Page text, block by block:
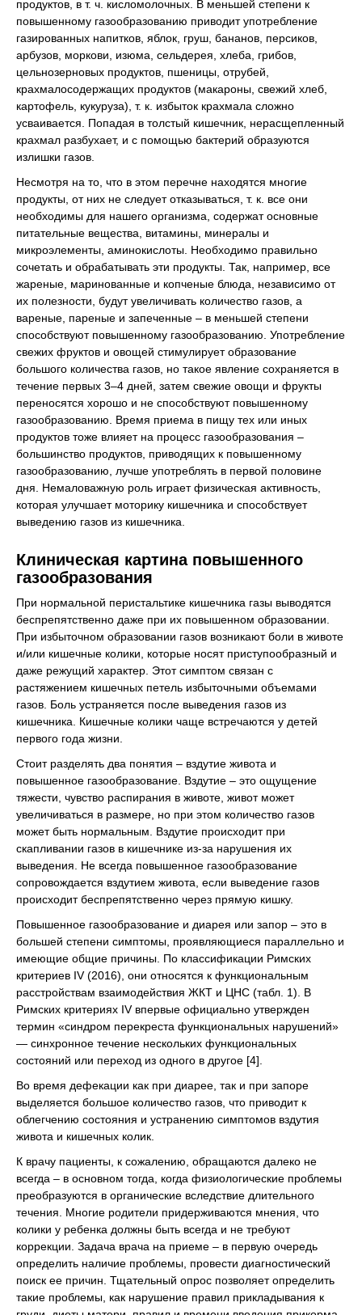
продуктов, в т. ч. кисломолочных. В меньшей степени к
повышенному газообразованию приводит употребление
газированных напитков, яблок, груш, бананов, персиков,
арбузов, моркови, изюма, сельдерея, хлеба, грибов,
цельнозерновых продуктов, пшеницы, отрубей,
крахмалосодержащих продуктов (макароны, свежий хлеб,
картофель, кукуруза), т. к. избыток крахмала сложно
усваивается. Попадая в толстый кишечник, нерасщепленный
крахмал разбухает, и с помощью бактерий образуются
излишки газов.
Несмотря на то, что в этом перечне находятся многие
продукты, от них не следует отказываться, т. к. все они
необходимы для нашего организма, содержат основные
питательные вещества, витамины, минералы и
микроэлементы, аминокислоты. Необходимо правильно
сочетать и обрабатывать эти продукты. Так, например, все
жареные, маринованные и копченые блюда, независимо от
их полезности, будут увеличивать количество газов, а
вареные, пареные и запеченные – в меньшей степени
способствуют повышенному газообразованию. Употребление
свежих фруктов и овощей стимулирует образование
большого количества газов, но такое явление сохраняется в
течение первых 3–4 дней, затем свежие овощи и фрукты
переносятся хорошо и не способствуют повышенному
газообразованию. Время приема в пищу тех или иных
продуктов тоже влияет на процесс газообразования –
большинство продуктов, приводящих к повышенному
газообразованию, лучше употреблять в первой половине
дня. Немаловажную роль играет физическая активность,
которая улучшает моторику кишечника и способствует
выведению газов из кишечника.
Клиническая картина повышенного
газообразования
При нормальной перистальтике кишечника газы выводятся
беспрепятственно даже при их повышенном образовании.
При избыточном образовании газов возникают боли в животе
и/или кишечные колики, которые носят приступообразный и
даже режущий характер. Этот симптом связан с
растяжением кишечных петель избыточными объемами
газов. Боль устраняется после выведения газов из
кишечника. Кишечные колики чаще встречаются у детей
первого года жизни.
Стоит разделять два понятия – вздутие живота и
повышенное газообразование. Вздутие – это ощущение
тяжести, чувство распирания в животе, живот может
увеличиваться в размере, но при этом количество газов
может быть нормальным. Вздутие происходит при
скапливании газов в кишечнике из-за нарушения их
выведения. Не всегда повышенное газообразование
сопровождается вздутием живота, если выведение газов
происходит беспрепятственно через прямую кишку.
Повышенное газообразование и диарея или запор – это в
большей степени симптомы, проявляющиеся параллельно и
имеющие общие причины. По классификации Римских
критериев IV (2016), они относятся к функциональным
расстройствам взаимодействия ЖКТ и ЦНС (табл. 1). В
Римских критериях IV впервые официально утвержден
термин «синдром перекреста функциональных нарушений»
— синхронное течение нескольких функциональных
состояний или переход из одного в другое [4].
Во время дефекации как при диарее, так и при запоре
выделяется большое количество газов, что приводит к
облегчению состояния и устранению симптомов вздутия
живота и кишечных колик.
К врачу пациенты, к сожалению, обращаются далеко не
всегда – в основном тогда, когда физиологические проблемы
преобразуются в органические вследствие длительного
течения. Многие родители придерживаются мнения, что
колики у ребенка должны быть всегда и не требуют
коррекции. Задача врача на приеме – в первую очередь
определить наличие проблемы, провести диагностический
поиск ее причин. Тщательный опрос позволяет определить
такие проблемы, как нарушение правил прикладывания к